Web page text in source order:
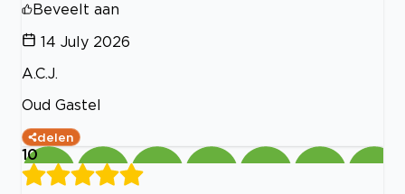
Beveelt aan
14 July 2026
A.C.J.
Oud Gastel
delen
10